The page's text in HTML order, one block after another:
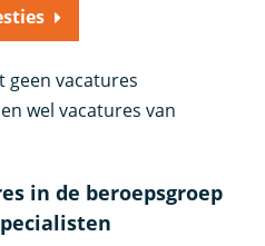
geen vacatures
wel vacatures van
in de beroepsgroep